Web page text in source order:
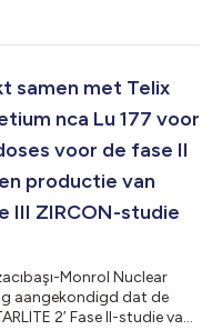
ondersteuning van
FC705 om de
samen met Telix
nca Lu 177 voor
voor de fase II
productie van
III ZIRCON-studie
Monrol Nuclear
aangekondigd dat de
2’ Fase II-studie van